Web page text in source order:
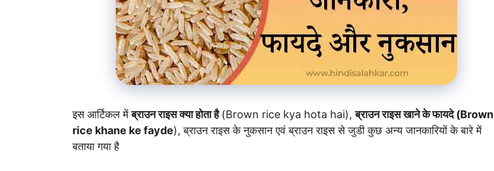
इस आर्टिकल मेंब्राउन राइस क्या होता है (Brown rice kya hota hai),ब्राउन राइस खाने के फायदे (Brown
rice khane ke fayde), ब्राउन राइस के नुकसान एवं ब्राउन राइस से जुडी कुछ अन्य जानकारियों के बारे में
बताया गया है